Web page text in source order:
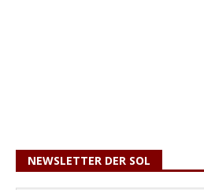
NEWSLETTER DER SOL